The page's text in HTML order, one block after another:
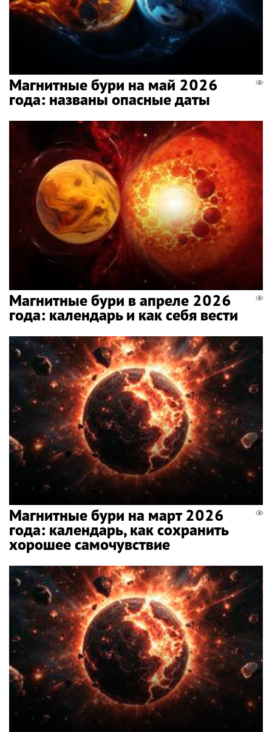
Магнитные бури на май 2026
года: названы опасные даты
Магнитные бури в апреле 2026
года: календарь и как себя вести
Магнитные бури на март 2026
года: календарь, как сохранить
хорошее самочувствие